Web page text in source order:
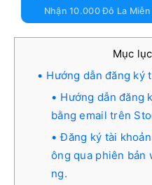
Nhận 10.000 Đô La
Mục lục
Hướng dẫn đăng ký
Hướng dẫn đăng
bằng email trên
Đăng ký tài
ông qua phiên
ng.